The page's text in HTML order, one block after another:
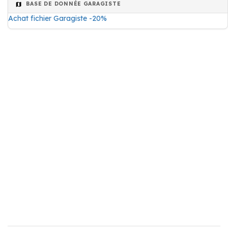
BASE DE DONNÉE GARAGISTE
Achat fichier Garagiste -20%